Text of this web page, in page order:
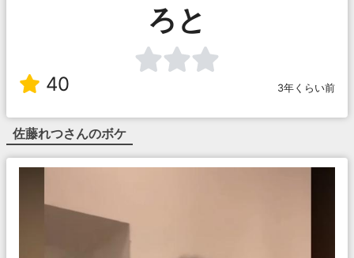
ろと
40 3年くらい前
佐藤れつさんのボケ